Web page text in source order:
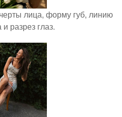
лица, форму губ, линию
и разрез глаз.